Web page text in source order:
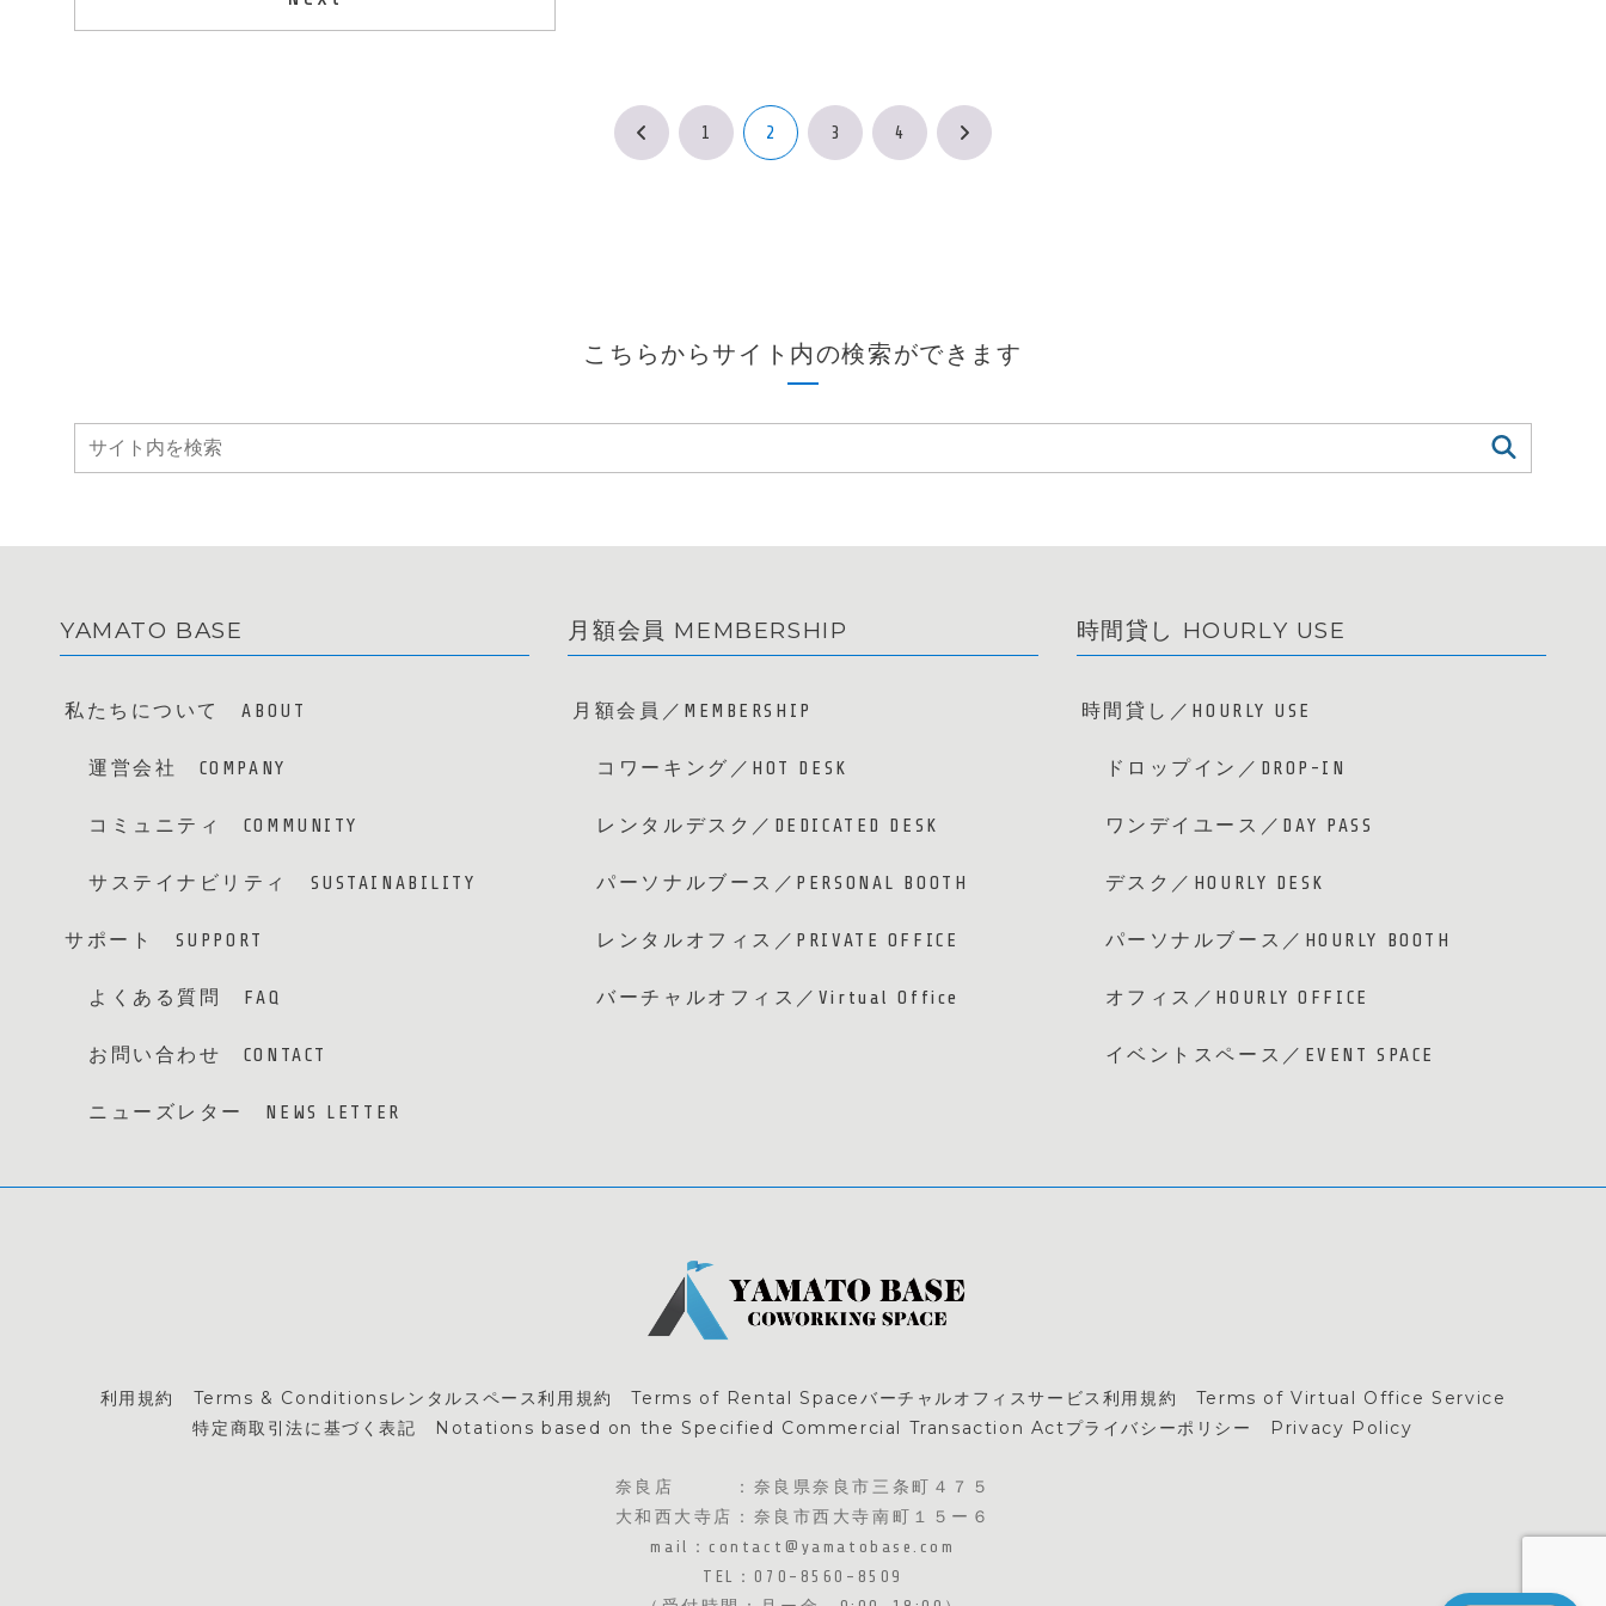
前
1 2 3 4
次
こちらからサイト内の検索ができます
YAMATO BASE
私たちについて ABOUT
運営会社 COMPANY
コミュニティ COMMUNITY
サステイナビリティ SUSTAINABILITY
サポート SUPPORT
よくある質問 FAQ
お問い合わせ CONTACT
ニューズレター NEWS LETTER
月額会員 MEMBERSHIP
月額会員／MEMBERSHIP
コワーキング／HOT DESK
レンタルデスク／DEDICATED DESK
パーソナルブース／PERSONAL BOOTH
レンタルオフィス／PRIVATE OFFICE
バーチャルオフィス／Virtual Office
時間貸し HOURLY USE
時間貸し／HOURLY USE
ドロップイン／DROP-IN
ワンデイユース／DAY PASS
デスク／HOURLY DESK
パーソナルブース／HOURLY BOOTH
オフィス／HOURLY OFFICE
イベントスペース／EVENT SPACE
利用規約 Terms & Conditions レンタルスペース利用規約 Terms of Rental Spaceバーチャルオフィスサービス利用規約 Terms of Virtual Office Service
特定商取引法に基づく表記 Notations based on the Specified Commercial Transaction Actプライバシーポリシー Privacy Policy
奈良店 ：奈良県奈良市三条町４７５
大和西大寺店：奈良市西大寺南町１５ー６
​mail：contact@yamatobase.com
TEL：070-8560-8509